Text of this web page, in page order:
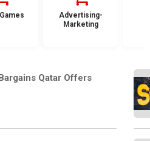
Advertising-
Marketing
Qatar Offers